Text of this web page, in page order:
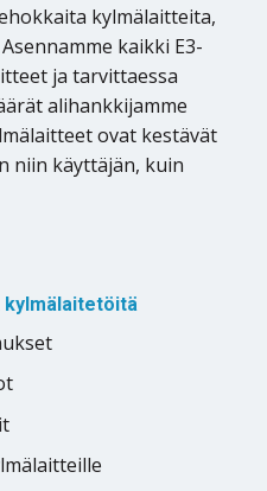
kylmälaitteita,
kaikki E3-
ja tarvittaessa
alihankkijamme
ovat kestävät
niin käyttäjän, kuin
kylmälaitetöitä